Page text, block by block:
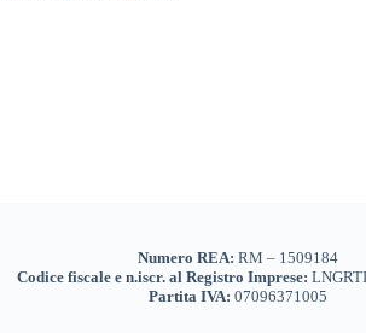
Numero REA:RM – 1509184
Codice fiscale e n.iscr. al Registro Imprese:
Partita IVA: 07096371005